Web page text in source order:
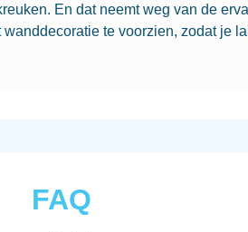
En dat neemt weg van de
te voorzien, zodat je
FAQ